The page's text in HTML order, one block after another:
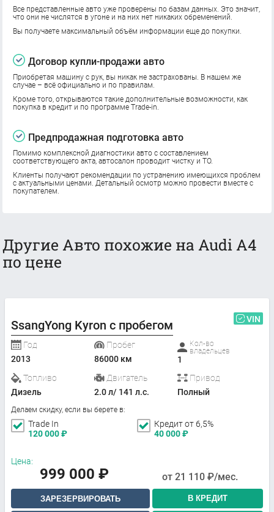
Все представленные авто уже проверены по базам данных. Это значит,
что они не числятся в угоне и на них нет никаких обременений.
Вы получаете максимальный объём информации еще до покупки.
Договор купли-продажи авто
Приобретая машину с рук, вы никак не застрахованы. В нашем же
случае – всё официально и по правилам.
Кроме того, открываются такие дополнительные возможности, как
покупка в кредит и по программе Trade-in.
Предпродажная подготовка авто
Помимо комплексной диагностики авто с составлением
соответствующего акта, автосалон проводит чистку и ТО.
Клиенты получают рекомендации по устранению имеющихся проблем
с актуальными ценами. Детальный осмотр можно провести вместе с
покупателем.
Другие Авто похожие на Audi A4
по цене
SsangYong Kyron с пробегом VIN
Год
2013
Пробег
86000 км
Кол-во
владельцев
1
Топливо
Дизель
Двигатель
2.0 л/ 141 л.с.
Привод
Полный
Делаем скидку, если вы берете в:
Trade In
120 000₽
Кредит от 6,5%
40 000₽
Цена:
999 000 ₽ от 21 110 ₽/мес.
ЗАРЕЗЕРВИРОВАТЬ В КРЕДИТ